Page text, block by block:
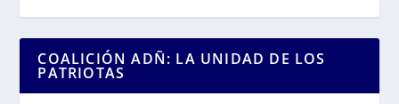
COALICIÓN ADÑ: LA UNIDAD DE LOS
PATRIOTAS